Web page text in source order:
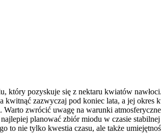
który pozyskuje się z nektaru kwiatów
zazwyczaj pod koniec lata, a jej
zwrócić uwagę na warunki
planować zbiór miodu w czasie
to nie tylko kwestia czasu, ale także